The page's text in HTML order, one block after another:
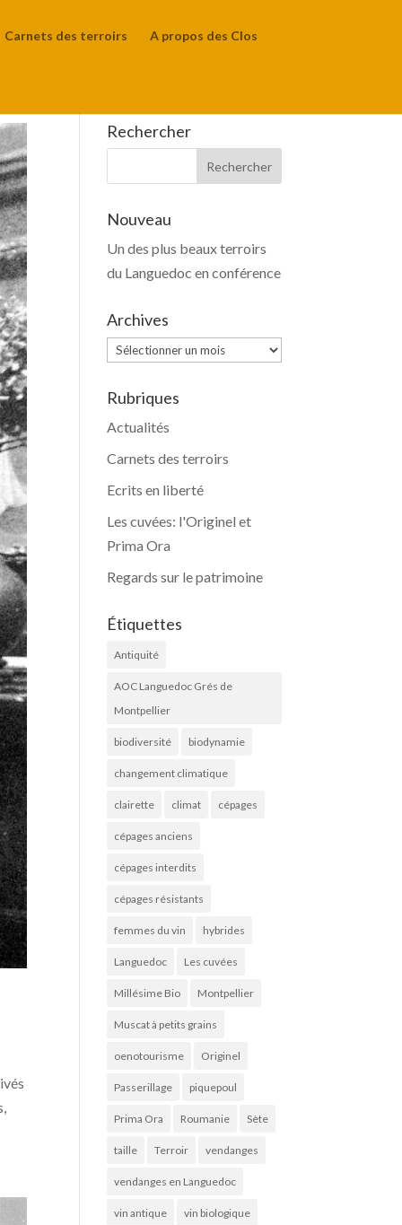
Carnets des terroirs A propos des Clos
Rechercher
Nouveau
Un des plus beaux terroirs
du Languedoc en conférence
Archives
Archives
Rubriques
Actualités
Carnets des terroirs
Ecrits en liberté
Les cuvées: l'Originel et
Prima Ora
Regards sur le patrimoine
Étiquettes
Antiquité
AOC Languedoc Grés de
Montpellier
biodiversité biodynamie
changement climatique
clairette climat cépages
cépages anciens
cépages interdits
cépages résistants
femmes du vin hybrides
Languedoc Les cuvées
Millésime Bio Montpellier
Muscat à petits grains
oenotourisme Originel
Passerillage piquepoul
Prima Ora Roumanie Sète
taille Terroir vendanges
vendanges en Languedoc
vin antique vin biologique